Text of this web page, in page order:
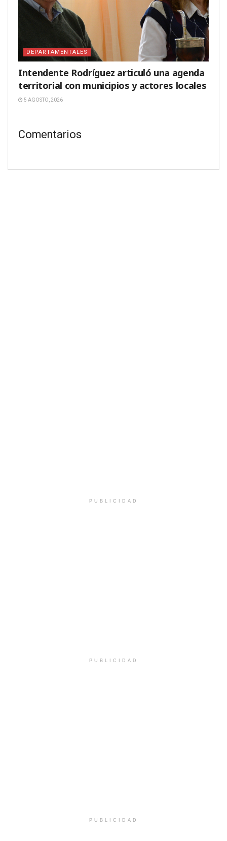
DEPARTAMENTALES
Intendente Rodríguez articuló una agenda
territorial con municipios y actores locales
5 AGOSTO, 2026
Comentarios
PUBLICIDAD
PUBLICIDAD
PUBLICIDAD